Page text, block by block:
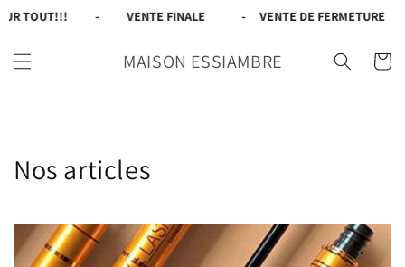
TOUT!!! VENTE FINALE VENTE DE FERMETURE
passer
contenu
MAISON ESSIAMBRE Panier
Nos articles